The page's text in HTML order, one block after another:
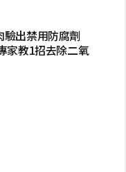
驗出禁用防腐劑
家教1招去除二氧